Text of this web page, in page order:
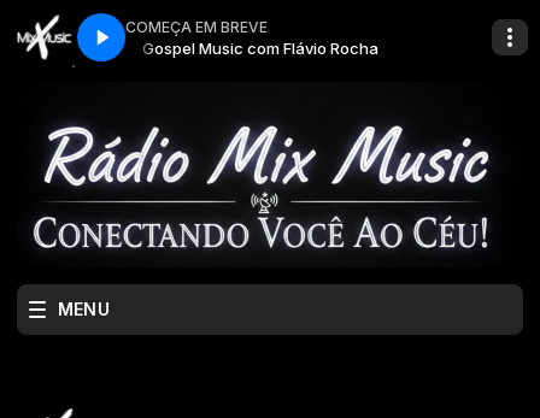
COMEÇA EM BREVE
Gospel Music com Flávio Rocha
MENU